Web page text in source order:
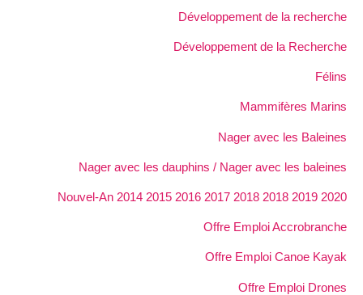
Développement de la recherche
Développement de la Recherche
Félins
Mammifères Marins
Nager avec les Baleines
Nager avec les dauphins / Nager avec les baleines
Nouvel-An 2014 2015 2016 2017 2018 2018 2019 2020
Offre Emploi Accrobranche
Offre Emploi Canoe Kayak
Offre Emploi Drones